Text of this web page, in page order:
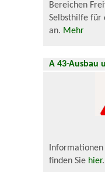
Bereichen
Selbsthilfe für
an. Mehr
A 43-Ausbau
Informationen
finden Sie hier.